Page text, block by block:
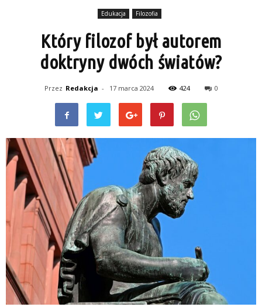
Edukacja Filozofia
Który filozof był autorem
doktryny dwóch światów?
Przez Redakcja - 17 marca 2024 424 0